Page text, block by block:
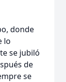
donde
lo
se jubiló
de
se